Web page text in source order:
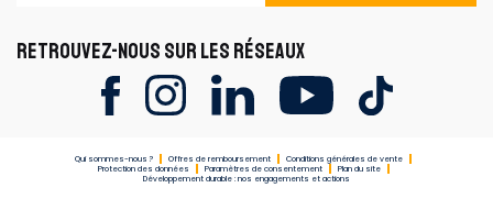
RETROUVEZ-NOUS SUR LES RÉSEAUX
Qui sommes-nous ? Offres de remboursement
Conditions générales de vente
Protection des données
Paramètres de consentement
Plan du site
Développement durable : nos engagements et actions